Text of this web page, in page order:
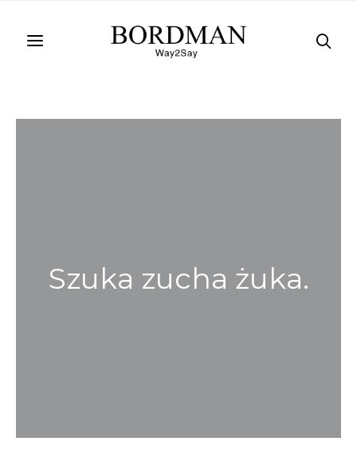
Szuka zucha żuka.